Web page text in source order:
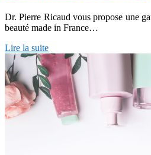
Dr. Pierre Ricaud vous propose une
beauté made in France…
Lire la suite